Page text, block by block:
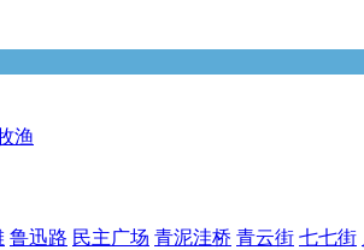
渔
鲁迅路 民主广场 青泥洼桥 青云街 七七街